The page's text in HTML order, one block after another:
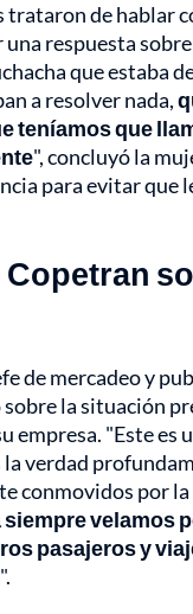
trataron de hablar
una respuesta
que estaba
a resolver nada,
teníamos que
", concluyó la
para evitar que
de mercadeo y
sobre la situación
empresa. "Este es
verdad
conmovidos por
velamos
pasajeros y
".